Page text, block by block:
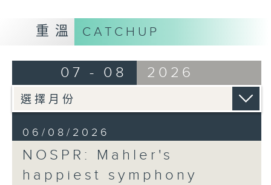
Future?) (10’)
Yuval MEDINA
Together Again (10’)
Bright SHENG
The Blazing Mirage (20’)
Arthur YUEN
Images from my Consciousness
SHOSTAKOVICH (BARSHAI arr.)
Chamber Symphony in C minor, Op.
Presented by Hong Kong
重溫 CATCHUP
07 - 08 2026
06/08/2026
NOSPR: Mahler's
happiest symphony